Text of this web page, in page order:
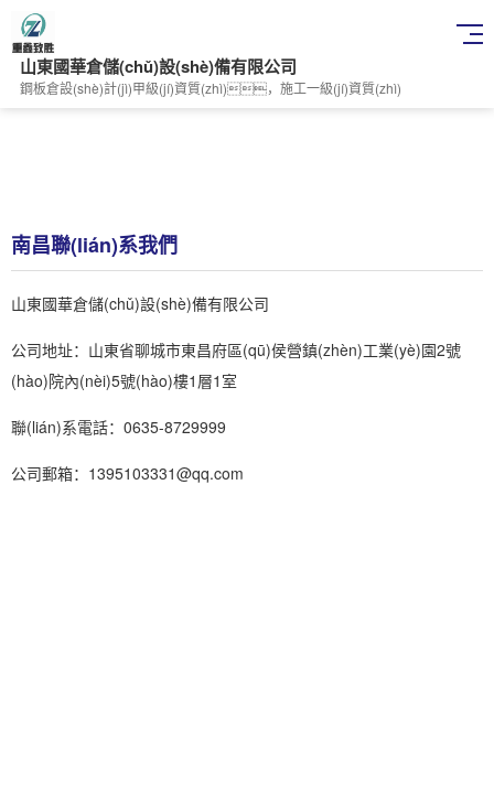
山東國華倉儲(chǔ)設(shè)備有限公司
鋼板倉設(shè)計(jì)甲級(jí)資質(zhì)，施工一級(jí)資質(zhì)
南昌聯(lián)系我們
山東國華倉儲(chǔ)設(shè)備有限公司
公司地址：山東省聊城市東昌府區(qū)侯營鎮(zhèn)工業(yè)園2號
(hào)院內(nèi)5號(hào)樓1層1室
聯(lián)系電話：0635-8729999
公司郵箱：1395103331@qq.com